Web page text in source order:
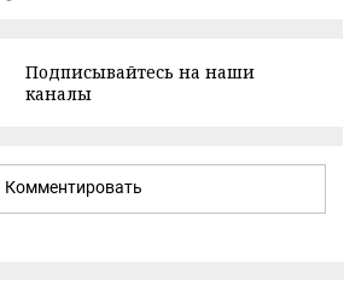
Подписывайтесь на наши
каналы
Комментировать